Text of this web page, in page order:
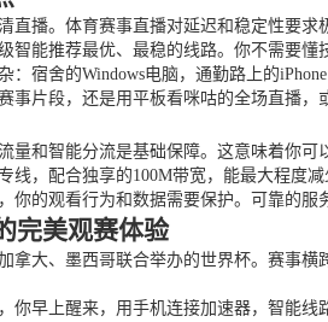
直播。体育赛事直播对延迟和稳定性要
智能推荐最优、最稳的线路。你不需要懂
宿舍的Windows电脑，通勤路上的
事片段，还是用平板看咪咕的全场直播，
量和智能分流是基础保障。这意味着你
线，配合独享的100M带宽，能最大程度
你的观看行为和数据需要保护。可靠的
完美观赛体验
拿大、墨西哥联合举办的世界杯。赛事
你早上醒来，用手机连接加速器，智能